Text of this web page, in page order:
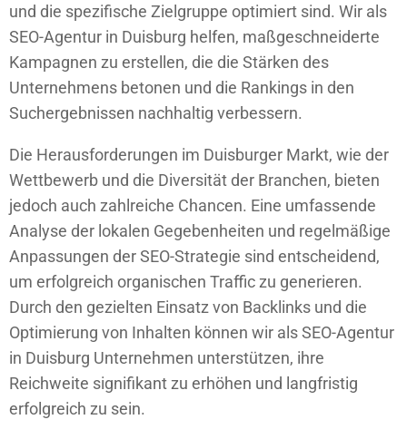
und die spezifische Zielgruppe optimiert sind. Wir als
SEO-Agentur in Duisburg helfen, maßgeschneiderte
Kampagnen zu erstellen, die die Stärken des
Unternehmens betonen und die Rankings in den
Suchergebnissen nachhaltig verbessern.
Die Herausforderungen im Duisburger Markt, wie der
Wettbewerb und die Diversität der Branchen, bieten
jedoch auch zahlreiche Chancen. Eine umfassende
Analyse der lokalen Gegebenheiten und regelmäßige
Anpassungen der SEO-Strategie sind entscheidend,
um erfolgreich organischen Traffic zu generieren.
Durch den gezielten Einsatz von Backlinks und die
Optimierung von Inhalten können wir als SEO-Agentur
in Duisburg Unternehmen unterstützen, ihre
Reichweite signifikant zu erhöhen und langfristig
erfolgreich zu sein.